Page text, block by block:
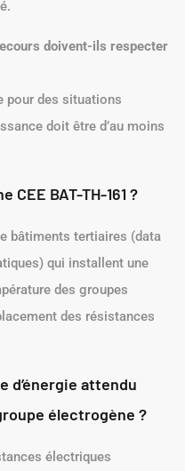
doivent-ils respecter
pour des situations
doit être d’au moins
BAT-TH-161 ?
bâtiments tertiaires (data
qui installent une
des groupes
des résistances
d’énergie attendu
électrogène ?
électriques